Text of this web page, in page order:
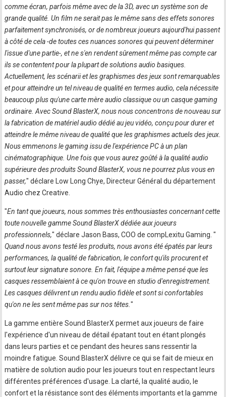
comme écran, parfois même avec de la 3D, avec un système son de
grande qualité. Un film ne serait pas le même sans des effets sonores
parfaitement synchronisés, or de nombreux joueurs aujourd'hui passent
à côté de cela -de toutes ces nuances sonores qui peuvent déterminer
l'issue d'une partie-, et ne s'en rendent sûrement même pas compte car
ils se contentent pour la plupart de solutions audio basiques.
Actuellement, les scénarii et les graphismes des jeux sont remarquables
et pour atteindre un tel niveau de qualité en termes audio, cela nécessite
beaucoup plus qu'une carte mère audio classique ou un casque gaming
ordinaire. Avec Sound BlasterX, nous nous concentrons de nouveau sur
la fabrication de matériel audio dédié au jeu vidéo, conçu pour durer et
atteindre le même niveau de qualité que les graphismes actuels des jeux.
Nous emmenons le gaming issu de l'expérience PC à un plan
cinématographique. Une fois que vous aurez goûté à la qualité audio
supérieure des produits Sound BlasterX, vous ne pourrez plus vous en
passer," déclare Low Long Chye, Directeur Général du département
Audio chez Creative.
"En tant que joueurs, nous sommes très enthousiastes concernant cette
toute nouvelle gamme Sound BlasterX dédiée aux joueurs
professionnels," déclare Jason Bass, COO de compLexitu Gaming. "
Quand nous avons testé les produits, nous avons été épatés par leurs
performances, la qualité de fabrication, le confort qu'ils procurent et
surtout leur signature sonore. En fait, l'équipe a même pensé que les
casques ressemblaient à ce qu'on trouve en studio d'enregistrement.
Les casques délivrent un rendu audio fidèle et sont si confortables
qu'on ne les sent même pas sur nos têtes."
La gamme entière Sound BlasterX permet aux joueurs de faire
l'expérience d'un niveau de détail épatant tout en étant plongés
dans leurs parties et ce pendant des heures sans ressentir la
moindre fatigue. Sound BlasterX délivre ce qui se fait de mieux en
matière de solution audio pour les joueurs tout en respectant leurs
différentes préférences d'usage. La clarté, la qualité audio, le
confort et la résistance sont des éléments importants et la gamme